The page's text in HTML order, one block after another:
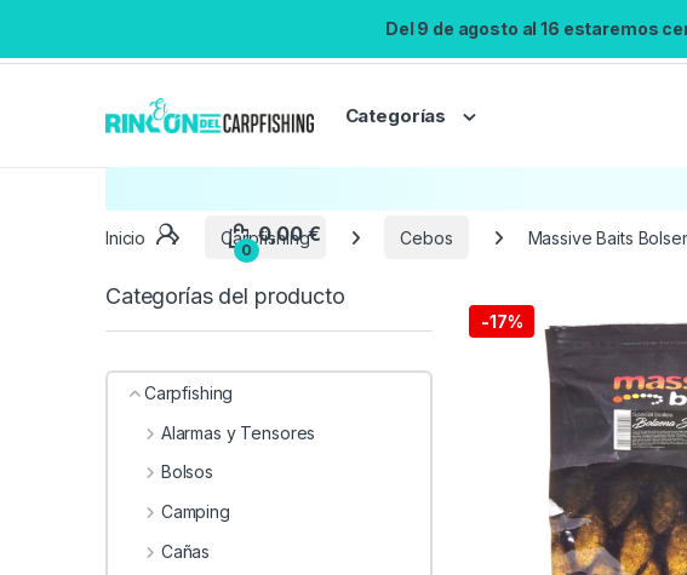
Del 9 de agosto al 16 estaremos
Categorías
No
Inicio Carpfishing Cebos Massive Baits
-17%
Categorías del producto
Carpfishing
Alarmas y Tensores
Bolsos
Camping
Cañas